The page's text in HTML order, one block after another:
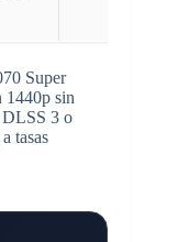
Super
1440p sin
DLSS 3 o
tasas